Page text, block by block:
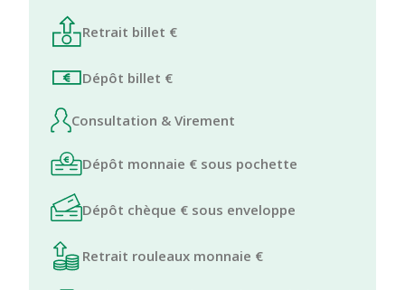
Retrait billet €
Dépôt billet €
Consultation & Virement
Dépôt monnaie € sous pochette
Dépôt chèque € sous enveloppe
Retrait rouleaux monnaie €